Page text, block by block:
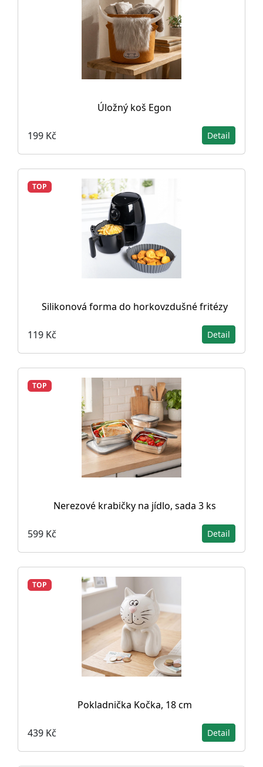
Úložný koš Egon
199 Kč Detail
TOP
Silikonová forma do horkovzdušné fritézy
119 Kč Detail
TOP
Nerezové krabičky na jídlo, sada 3 ks
599 Kč Detail
TOP
Pokladnička Kočka, 18 cm
439 Kč Detail